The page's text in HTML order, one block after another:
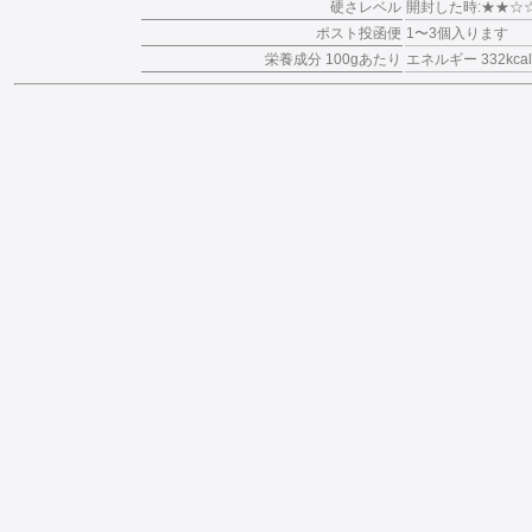
硬さレベル 開封した時
ポスト投函便 1〜3個入ります
栄養成分 100gあたり エネルギー